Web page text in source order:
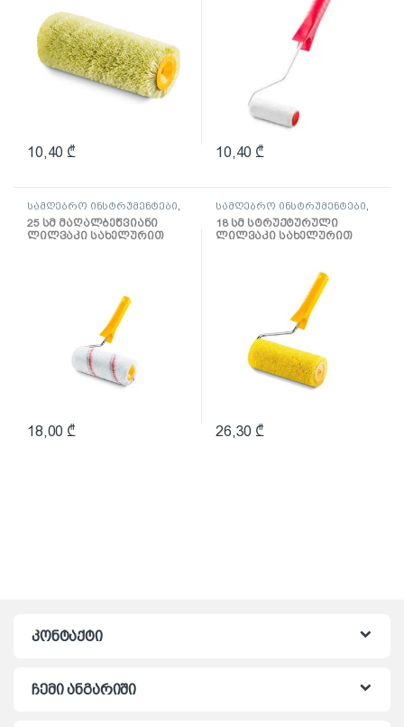
10,40 ₾ 10,40 ₾
სამღებრო ინსტრუმენტები
ლილვაკი და აქსესუარები
25 სმ მაღალბეწვიანი
ლილვაკი სახელურით
18,00 ₾
სამღებრო ინსტრუმენტები
ლილვაკი და აქსესუარები
18 სმ სტრუქტურული
ლილვაკი სახელურით
26,30 ₾
კონტაქტი
ჩემი ანგარიში